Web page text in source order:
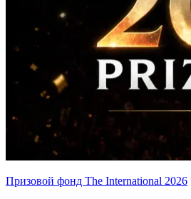
Призовой фонд The International 2026